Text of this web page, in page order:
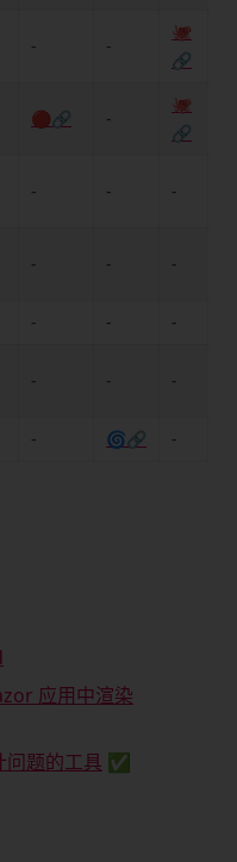
- -
🐙
🔗
🔴🔗 -
🐙
🔗
- - -
- - -
- -
-
- - -
- 🌀🔗 -
应用中渲染
题的工具 ✅